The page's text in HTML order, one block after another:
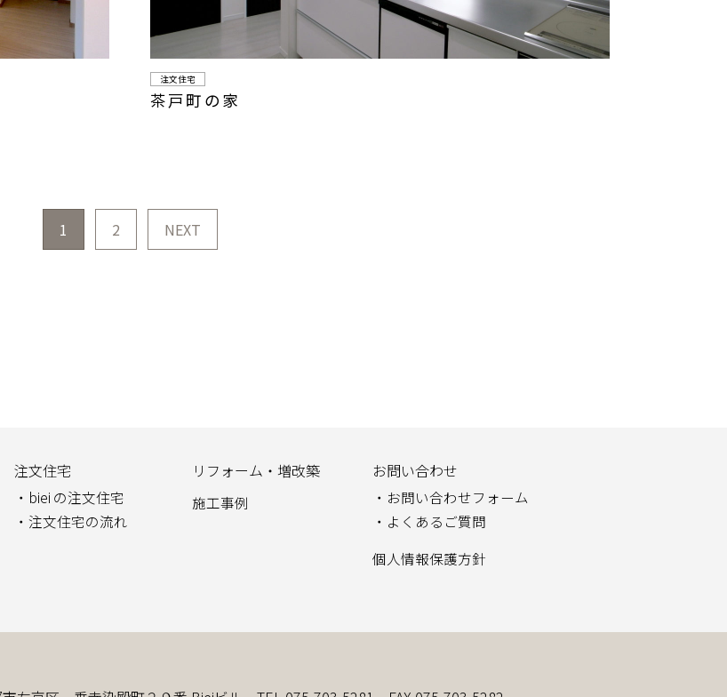
注文住宅
茶戸町の家
1 2 NEXT
注文住宅
biei の注文住宅
注文住宅の流れ
リフォーム・増改築
施工事例
お問い合わせ
お問い合わせフォーム
よくあるご質問
個人情報保護方針